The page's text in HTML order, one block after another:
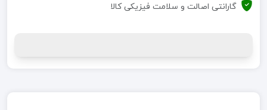
گارانتی اصالت و سلامت فیزیکی کالا